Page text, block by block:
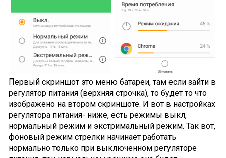
Первый скриншот это меню батареи, там если зайти в
регулятор питания (верхняя строчка), то будет то что
изображено на втором скриншоте. И вот в настройках
регулятора питания- ниже, есть режимы выкл,
нормальный режим и экстримальный режим. Так вот,
фоновый режим стрелки начинает работать
нормально только при выключенном регуляторе